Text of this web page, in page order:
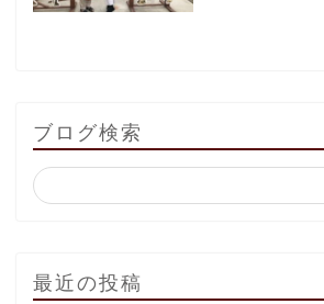
ブログ検索
最近の投稿